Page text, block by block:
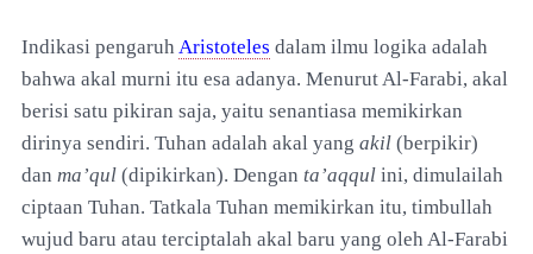
Indikasi pengaruh Aristoteles dalam ilmu logika adalah
bahwa akal murni itu esa adanya. Menurut Al-Farabi, akal
berisi satu pikiran saja, yaitu senantiasa memikirkan
dirinya sendiri. Tuhan adalah akal yang akil (berpikir)
dan ma’qul (dipikirkan). Dengan ta’aqqul ini, dimulailah
ciptaan Tuhan. Tatkala Tuhan memikirkan itu, timbullah
wujud baru atau terciptalah akal baru yang oleh Al-Farabi